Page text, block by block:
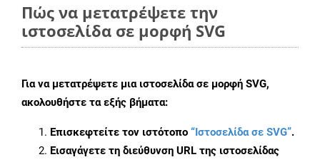
Πώς να μετατρέψετε την
ιστοσελίδα σε μορφή SVG
Για να μετατρέψετε μια ιστοσελίδα σε μορφή SVG,
ακολουθήστε τα εξής βήματα:
Επισκεφτείτε τον ιστότοπο “Ιστοσελίδα σε SVG”.
Εισαγάγετε τη διεύθυνση URL της ιστοσελίδας